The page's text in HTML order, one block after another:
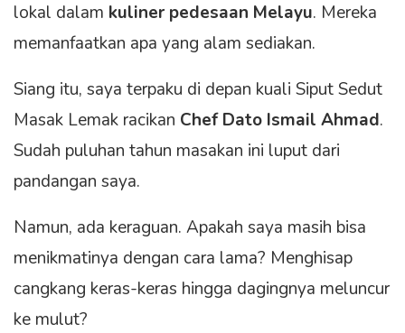
lokal dalam kuliner pedesaan Melayu. Mereka
memanfaatkan apa yang alam sediakan.
Siang itu, saya terpaku di depan kuali Siput Sedut
Masak Lemak racikan Chef Dato Ismail Ahmad.
Sudah puluhan tahun masakan ini luput dari
pandangan saya.
Namun, ada keraguan. Apakah saya masih bisa
menikmatinya dengan cara lama? Menghisap
cangkang keras-keras hingga dagingnya meluncur
ke mulut?